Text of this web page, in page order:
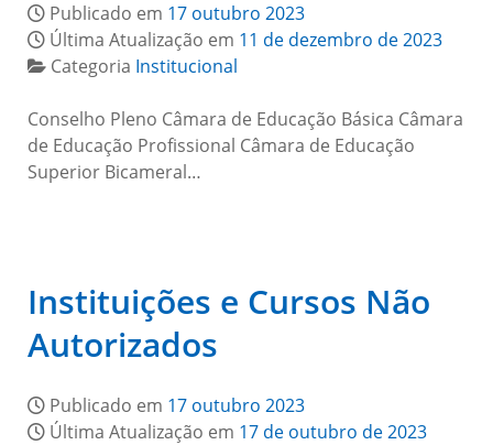
Publicado em 17 outubro 2023
Última Atualização em 11 de dezembro de 2023
Categoria Institucional
Conselho Pleno Câmara de Educação Básica Câmara
de Educação Profissional Câmara de Educação
Superior Bicameral…
Instituições e Cursos Não
Autorizados
Publicado em 17 outubro 2023
Última Atualização em 17 de outubro de 2023